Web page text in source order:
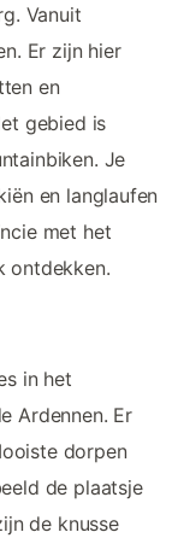
Vanuit
Er zijn hier
en
gebied is
Je
en langlaufen
met het
ontdekken.
in het
Ardennen. Er
dorpen
de plaatsje
de knusse